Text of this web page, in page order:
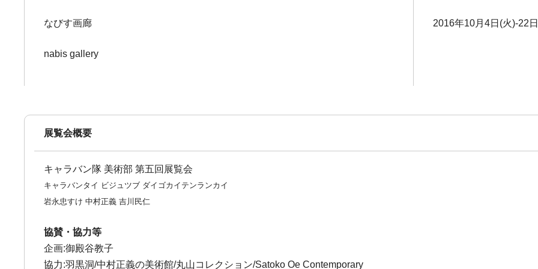
なびす画廊
nabis gallery
2016年10月4日(火)-22
展覧会概要
キャラバン隊 美術部 第五回展覧会
キャラバンタイ ビジュツブ ダイゴカイテンランカイ
岩永忠すけ 中村正義 吉川民仁
協賛・協力等
企画:御殿谷教子
協力:羽黒洞/中村正義の美術館/丸山コレクション/Satoko Oe Contemporary